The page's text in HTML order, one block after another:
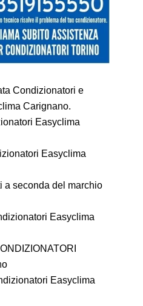
Condizionatori e
Carignano.
Easyclima
Easyclima
a seconda del marchio
Easyclima
Easyclima